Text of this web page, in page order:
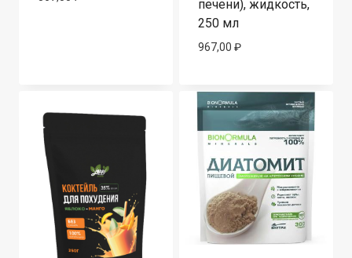
печени), жидкость,
250 мл
967,00 ₽